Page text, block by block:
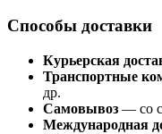
Способы доставки
Курьерская
Транспортные
др.
Самовывоз — со
Международная